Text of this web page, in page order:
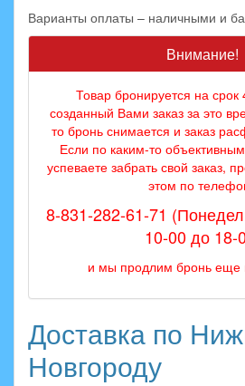
Варианты оплаты – наличными и
Внимание!
Товар бронируется на срок
созданный Вами заказ за это
то бронь снимается и заказ
Если по каким-то
успеваете забрать свой заказ,
этом по
8-831-282-61-71
10-00 до 18-
и мы продлим бронь еще
Доставка по
Новгороду